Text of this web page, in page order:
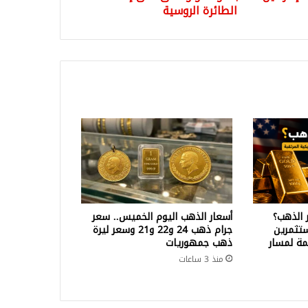
الطائرة الروسية
الذهب؟
لمسار
أسعار الذهب اليوم الخميس.. سعر
جرام ذهب 24 و22 و21 وسعر ليرة
ذهب جمهوريات
منذ 3 ساعات